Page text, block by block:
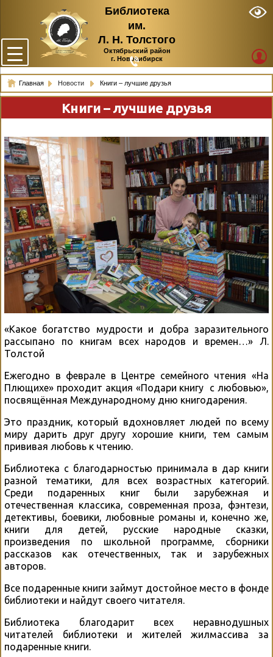
Библиотека
им.
Л. Н. Толстого
Октябрьский район
г. Новосибирск
Главная Новости Книги – лучшие друзья
Книги – лучшие друзья
«Какое богатство мудрости и добра заразительного
рассыпано по книгам всех народов и времен…» Л.
Толстой
Ежегодно в феврале в Центре семейного чтения «На
Плющихе» проходит акция «Подари книгу с любовью»,
посвящённая Международному дню книгодарения.
Это праздник, который вдохновляет людей по всему
миру дарить друг другу хорошие книги, тем самым
прививая любовь к чтению.
Библиотека с благодарностью принимала в дар книги
разной тематики, для всех возрастных категорий.
Среди подаренных книг были зарубежная и
отечественная классика, современная проза, фэнтези,
детективы, боевики, любовные романы и, конечно же,
книги для детей, русские народные сказки,
произведения по школьной программе, сборники
рассказов как отечественных, так и зарубежных
авторов.
Все подаренные книги займут достойное место в фонде
библиотеки и найдут своего читателя.
Библиотека благодарит всех неравнодушных
читателей библиотеки и жителей жилмассива за
подаренные книги.